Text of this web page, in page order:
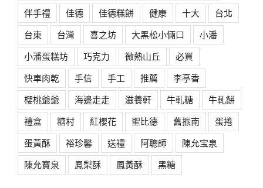
伴手禮
佳德 佳德糕餅 健康 十大
台北
台東
台灣 喜之坊 大黑松小倆口
小潘
小潘蛋糕坊
巧克力 微熱山丘
必買
快車肉乾
手信 手工 推薦
李亭香
櫻桃爺爺
海邊走走 滋養軒 牛軋糖
牛軋餅
禮盒
糖村 紅櫻花 聖比德 舊振南
蛋捲
蛋黃酥
裕珍馨 送禮 阿聰師
陳允宝泉
陳允寶泉
鳳梨酥 鳳黃酥 黑糖